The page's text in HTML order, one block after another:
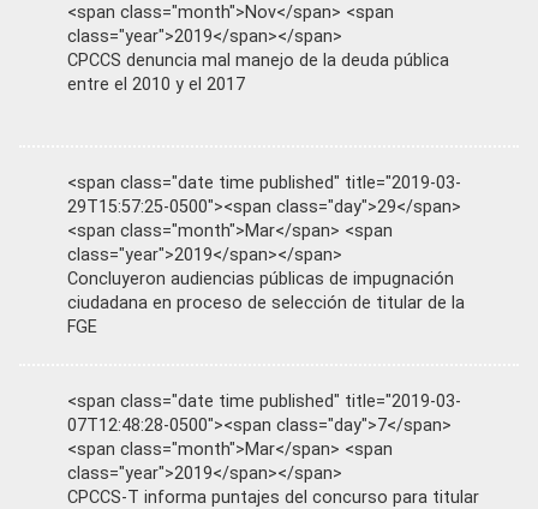
<span class="month">Nov</span> <span
class="year">2019</span></span>
CPCCS denuncia mal manejo de la deuda pública
entre el 2010 y el 2017
<span class="date time published" title="2019-03-
29T15:57:25-0500"><span class="day">29</span>
<span class="month">Mar</span> <span
class="year">2019</span></span>
Concluyeron audiencias públicas de impugnación
ciudadana en proceso de selección de titular de la
FGE
<span class="date time published" title="2019-03-
07T12:48:28-0500"><span class="day">7</span>
<span class="month">Mar</span> <span
class="year">2019</span></span>
CPCCS-T informa puntajes del concurso para titular